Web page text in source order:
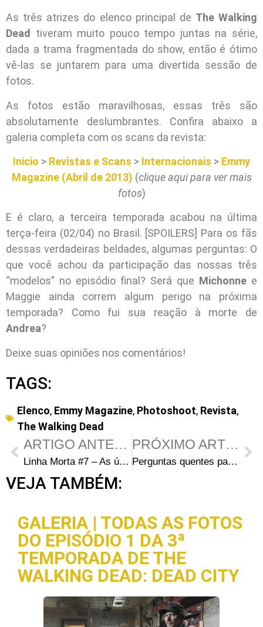
As três atrizes do elenco principal de The Walking
Dead
tiveram muito pouco tempo juntas na série,
dada a trama fragmentada do show, então é ótimo
vê-las se juntarem para uma divertida sessão de
fotos.
As fotos estão maravilhosas, essas três são
absolutamente deslumbrantes. Confira abaixo a
galeria completa com os scans da revista:
Inicio > Revistas e Scans > Internacionais > Emmy
Magazine (Abril de 2013) (clique aqui para ver mais
fotos)
E é claro, a terceira temporada acabou na última
terça-feira (02/04) no Brasil. [SPOILERS] Para os fãs
dessas verdadeiras beldades, algumas perguntas: O
que você achou da participação das nossas três
“modelos” no episódio final? Será que Michonne e
Maggie ainda correm algum perigo na próxima
temporada? Como fui sua reação à morte de
Andrea?
Deixe suas opiniões nos comentários!
TAGS:
Elenco, Emmy Magazine, Photoshoot, Revista,
The Walking Dead
ARTIGO ANTERIOR
Linha Morta #7 – As últimas novidades do mundo de The Walking Dead
PRÓXIMO ARTIGO
Perguntas quentes para a quarta temporada de The Walking Dead
VEJA TAMBÉM:
GALERIA | TODAS AS FOTOS
DO EPISÓDIO 1 DA 3ª
TEMPORADA DE THE
WALKING DEAD: DEAD CITY